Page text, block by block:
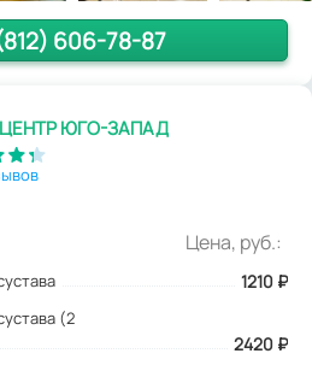
606-78-87
ЮГО-ЗАПАД
Цена, руб.:
1210 ₽
(2
2420 ₽